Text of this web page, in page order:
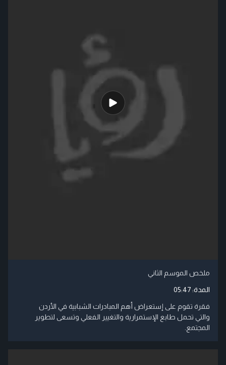
ملخص الموسم الثاني
المدة:05:47
فقرة تقوم على إستعراض أهم المبادرات الشبابية في الأردن
والتي تحمل طابع الإستمرارية والتغيير الفعلي وتسعى لتطوير
المجتمع.